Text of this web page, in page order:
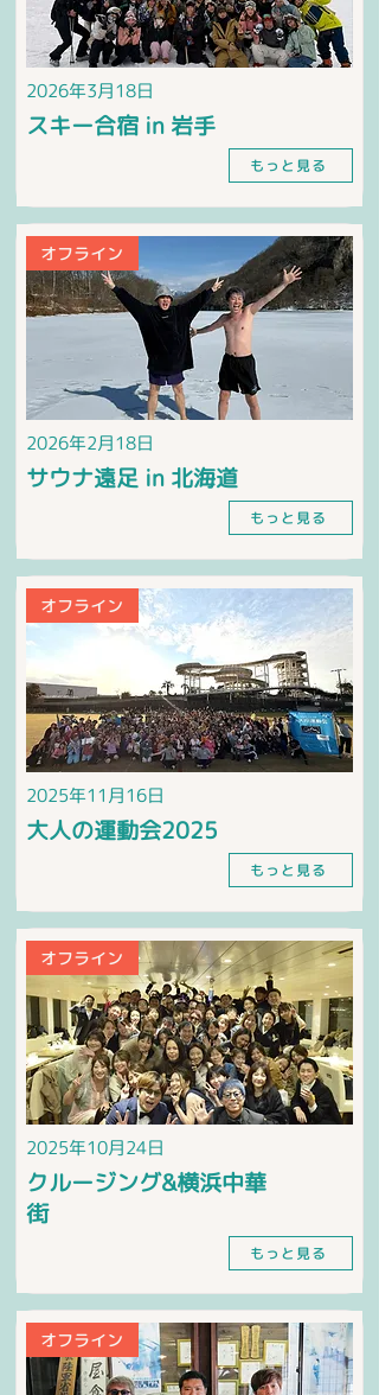
2026年3月18日
スキー合宿 in 岩手
もっと見る
オフライン
2026年2月18日
サウナ遠足 in 北海道
もっと見る
オフライン
2025年11月16日
大人の運動会2025
もっと見る
オフライン
2025年10月24日
クルージング&横浜中華
街
もっと見る
オフライン